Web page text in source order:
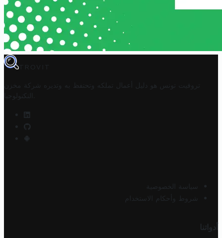
TROVIT
تروفيت تونس هو دليل أعمال تملكه وتحتفظ به وتديره
شركة مخزن
التكنولوجيا
سياسة الخصوصية
شروط وأحكام الاستخدام
أدواتنا